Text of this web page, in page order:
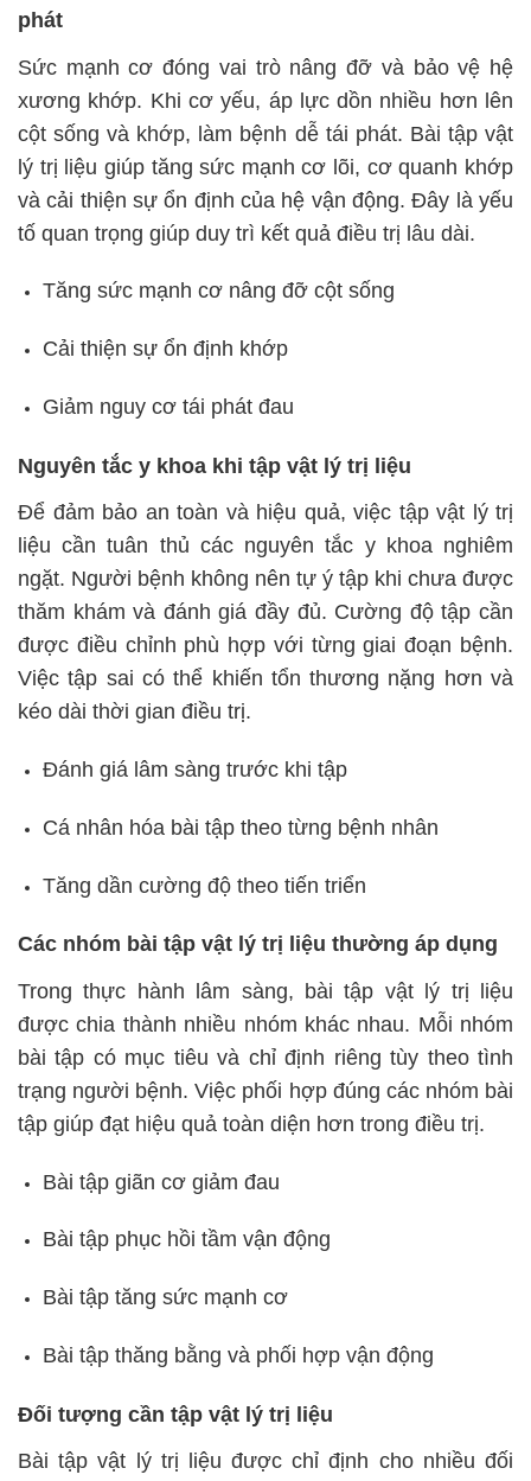
phát
Sức mạnh cơ đóng vai trò nâng đỡ và bảo vệ hệ
xương khớp. Khi cơ yếu, áp lực dồn nhiều hơn lên
cột sống và khớp, làm bệnh dễ tái phát. Bài tập vật
lý trị liệu giúp tăng sức mạnh cơ lõi, cơ quanh khớp
và cải thiện sự ổn định của hệ vận động. Đây là yếu
tố quan trọng giúp duy trì kết quả điều trị lâu dài.
Tăng sức mạnh cơ nâng đỡ cột sống
Cải thiện sự ổn định khớp
Giảm nguy cơ tái phát đau
Nguyên tắc y khoa khi tập vật lý trị liệu
Để đảm bảo an toàn và hiệu quả, việc tập vật lý trị
liệu cần tuân thủ các nguyên tắc y khoa nghiêm
ngặt. Người bệnh không nên tự ý tập khi chưa được
thăm khám và đánh giá đầy đủ. Cường độ tập cần
được điều chỉnh phù hợp với từng giai đoạn bệnh.
Việc tập sai có thể khiến tổn thương nặng hơn và
kéo dài thời gian điều trị.
Đánh giá lâm sàng trước khi tập
Cá nhân hóa bài tập theo từng bệnh nhân
Tăng dần cường độ theo tiến triển
Các nhóm bài tập vật lý trị liệu thường áp dụng
Trong thực hành lâm sàng, bài tập vật lý trị liệu
được chia thành nhiều nhóm khác nhau. Mỗi nhóm
bài tập có mục tiêu và chỉ định riêng tùy theo tình
trạng người bệnh. Việc phối hợp đúng các nhóm bài
tập giúp đạt hiệu quả toàn diện hơn trong điều trị.
Bài tập giãn cơ giảm đau
Bài tập phục hồi tầm vận động
Bài tập tăng sức mạnh cơ
Bài tập thăng bằng và phối hợp vận động
Đối tượng cần tập vật lý trị liệu
Bài tập vật lý trị liệu được chỉ định cho nhiều đối